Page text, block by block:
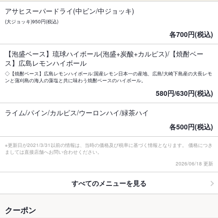
アサヒスーパードライ(中ビン/中ジョッキ)
(大ジョッキ)950円(税込)
各700円(税込)
【泡盛ベース】琉球ハイボール(泡盛+炭酸+カルピス)/【焼酎ベー
ス】広島レモンハイボール
◇【焼酎ベース】広島レモンハイボール:国産レモン日本一の産地、広島!大崎下島産の大長レモ
ンと蒲刈島の海人の藻塩と共に味わう焼酎ベースのハイボール。
580円/630円(税込)
ライム/パイン/カルピス/ウーロンハイ/緑茶ハイ
各500円(税込)
※更新日が2021/3/31以前の情報は、当時の価格及び税率に基づく情報となります。 価格につき
ましては直接店舗へお問い合わせください。
2026/06/18 更新
すべてのメニューを見る
クーポン